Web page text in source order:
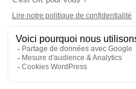
Contactez-nous-Mentions
confidentialité-Gestion des